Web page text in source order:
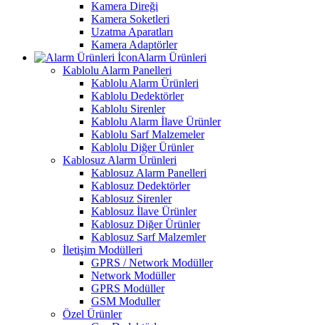
Kamera Direği
Kamera Soketleri
Uzatma Aparatları
Kamera Adaptörler
Alarm Ürünleri
Kablolu Alarm Panelleri
Kablolu Alarm Ürünleri
Kablolu Dedektörler
Kablolu Sirenler
Kablolu Alarm İlave Ürünler
Kablolu Sarf Malzemeler
Kablolu Diğer Ürünler
Kablosuz Alarm Ürünleri
Kablosuz Alarm Panelleri
Kablosuz Dedektörler
Kablosuz Sirenler
Kablosuz İlave Ürünler
Kablosuz Diğer Ürünler
Kablosuz Sarf Malzemler
İletişim Modülleri
GPRS / Network Modüller
Network Modüller
GPRS Modüller
GSM Moduller
Özel Ürünler